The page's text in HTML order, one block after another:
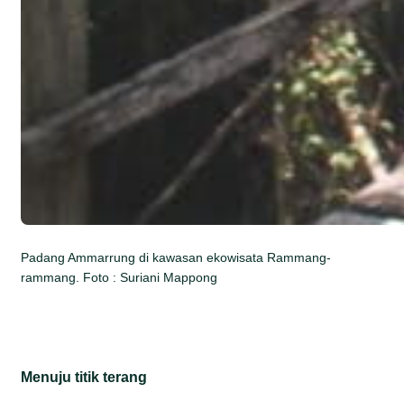
Padang Ammarrung di kawasan ekowisata Rammang-
rammang. Foto : Suriani Mappong
Menuju titik terang